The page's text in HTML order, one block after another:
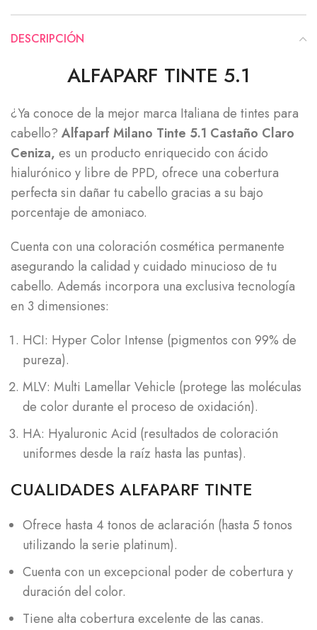
DESCRIPCIÓN
ALFAPARF TINTE 5.1
¿Ya conoce de la mejor marca Italiana de tintes para
cabello? Alfaparf Milano Tinte 5.1 Castaño Claro
Ceniza, es un producto enriquecido con ácido
hialurónico y libre de PPD, ofrece una cobertura
perfecta sin dañar tu cabello gracias a su bajo
porcentaje de amoniaco.
Cuenta con una coloración cosmética permanente
asegurando la calidad y cuidado minucioso de tu
cabello. Además incorpora una exclusiva tecnología
en 3 dimensiones:
HCI: Hyper Color Intense (pigmentos con 99% de
pureza).
MLV: Multi Lamellar Vehicle (protege las moléculas
de color durante el proceso de oxidación).
HA: Hyaluronic Acid (resultados de coloración
uniformes desde la raíz hasta las puntas).
CUALIDADES ALFAPARF TINTE
Ofrece hasta 4 tonos de aclaración (hasta 5 tonos
utilizando la serie platinum).
Cuenta con un excepcional poder de cobertura y
duración del color.
Tiene alta cobertura excelente de las canas.